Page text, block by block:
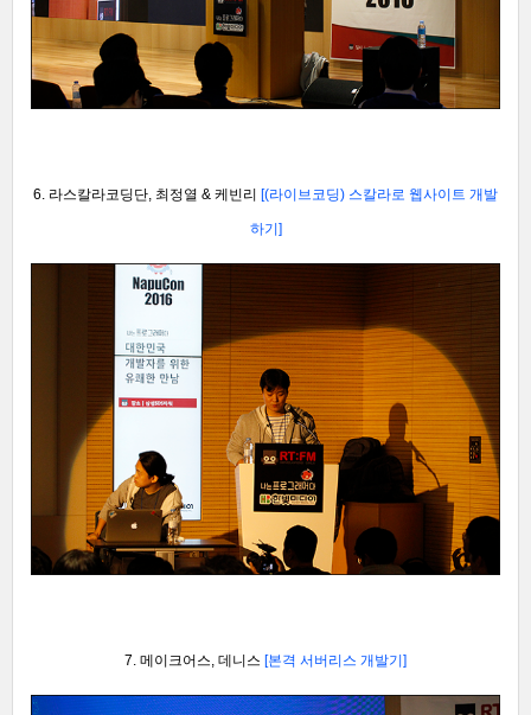
6. 라스칼라코딩단, 최정열 & 케빈리 [(라이브코딩) 스칼라로 웹사이트 개발
하기]
7. 메이크어스, 데니스 [본격 서버리스 개발기]